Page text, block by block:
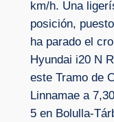
km/h. Una
posición,
ha parado el
Hyundai i20 N
este Tramo de
Linnamae a
5 en Bolulla-